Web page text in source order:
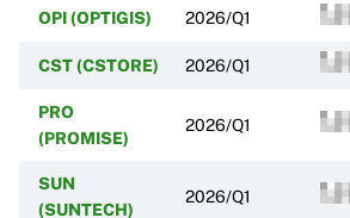
OPI (OPTIGIS) 2026/Q1
CST (CSTORE) 2026/Q1
PRO
(PROMISE)
2026/Q1
SUN
(SUNTECH)
2026/Q1